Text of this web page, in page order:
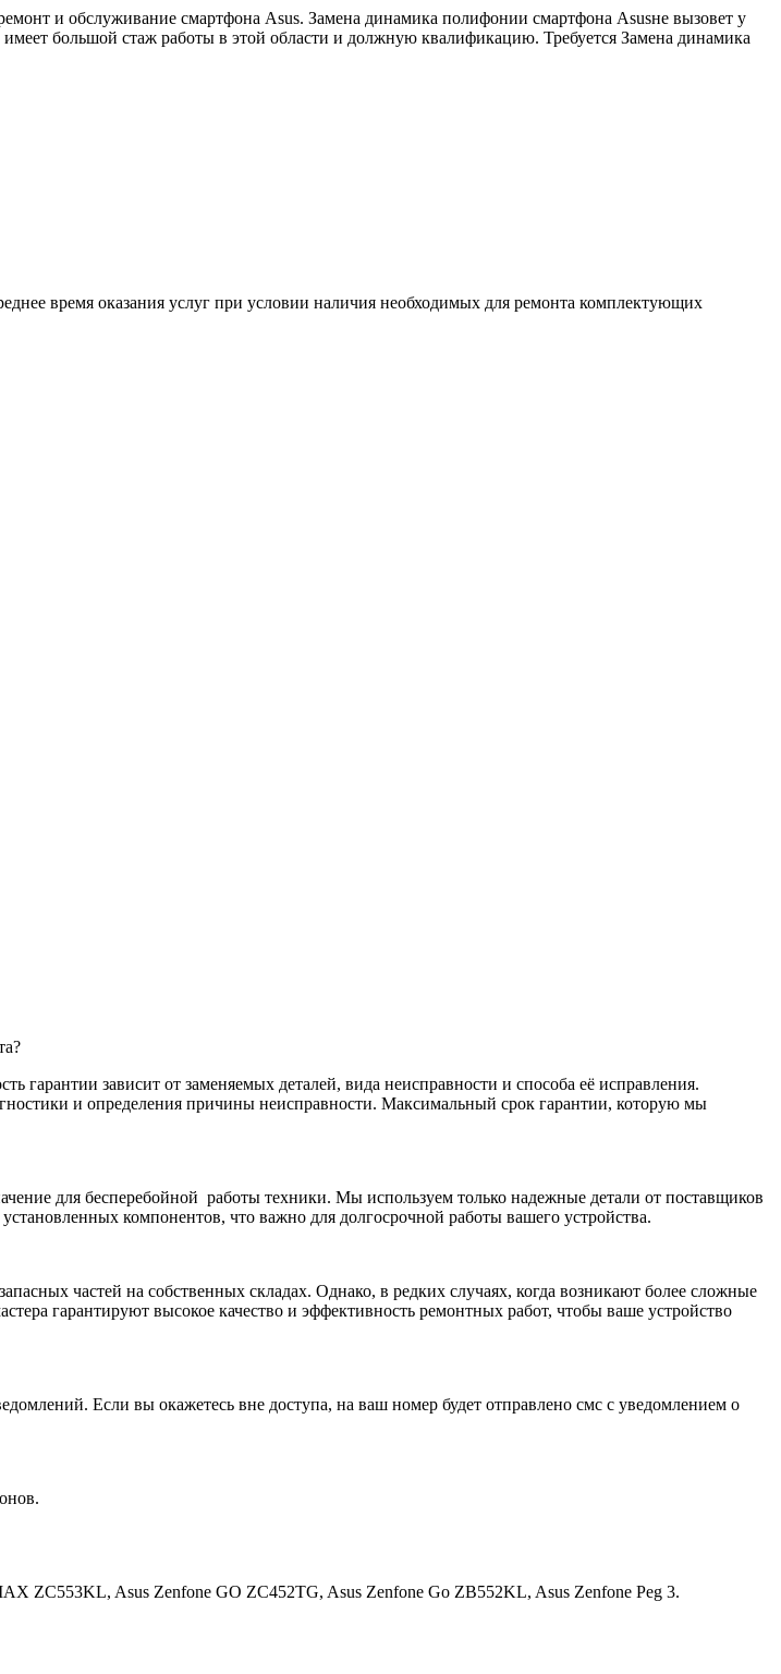
и обслуживание смартфона Asus. Замена динамика полифонии смартфона Asusне вызовет у
большой стаж работы в этой области и должную квалификацию. Требуется Замена динамика
время оказания услуг при условии наличия необходимых для ремонта комплектующих
зависит от заменяемых деталей, вида неисправности и способа её исправления.
и определения причины неисправности. Максимальный срок гарантии, которую мы
для бесперебойной работы техники. Мы используем только надежные детали от поставщиков
компонентов, что важно для долгосрочной работы вашего устройства.
частей на собственных складах. Однако, в редких случаях, когда возникают более сложные
гарантируют высокое качество и эффективность ремонтных работ, чтобы ваше устройство
Если вы окажетесь вне доступа, на ваш номер будет отправлено смс с уведомлением о
ZC553KL, Asus Zenfone GO ZC452TG, Asus Zenfone Go ZB552KL, Asus Zenfone Peg 3.